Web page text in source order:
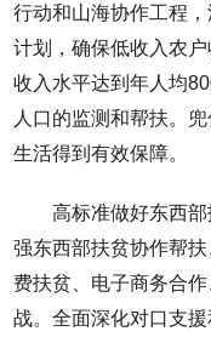
行动和山海协作工程
计划，确保低收入农
收入水平达到年人均
人口的监测和帮扶。
生活得到有效保障。
高标准做好东西
强东西部扶贫协作帮
费扶贫、电子商务合
战。全面深化对口支